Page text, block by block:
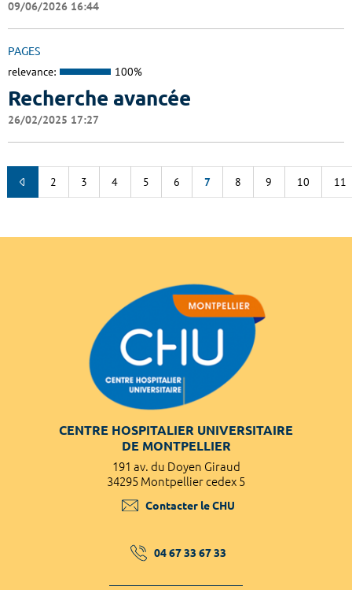
09/06/2026 16:44
PAGES
relevance: 100%
Recherche avancée
26/02/2025 17:27
2 3 4 5 6 7 8 9 10 11
CENTRE HOSPITALIER UNIVERSITAIRE
DE MONTPELLIER
191 av. du Doyen Giraud
34295 Montpellier cedex 5
Contacter le CHU
04 67 33 67 33